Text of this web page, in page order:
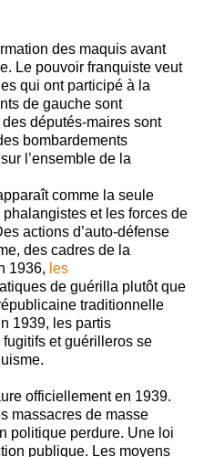
des maquis avant
Le pouvoir franquiste veut
qui ont participé à la
de gauche sont
députés-maires sont
bombardements
l’ensemble de la
comme la seule
et les forces de
actions d’auto-défense
des cadres de la
1936, les
de guérilla plutôt que
traditionnelle
1939, les partis
fugitifs et guérilleros se
officiellement en 1939.
massacres de masse
politique perdure. Une loi
publique. Les moyens